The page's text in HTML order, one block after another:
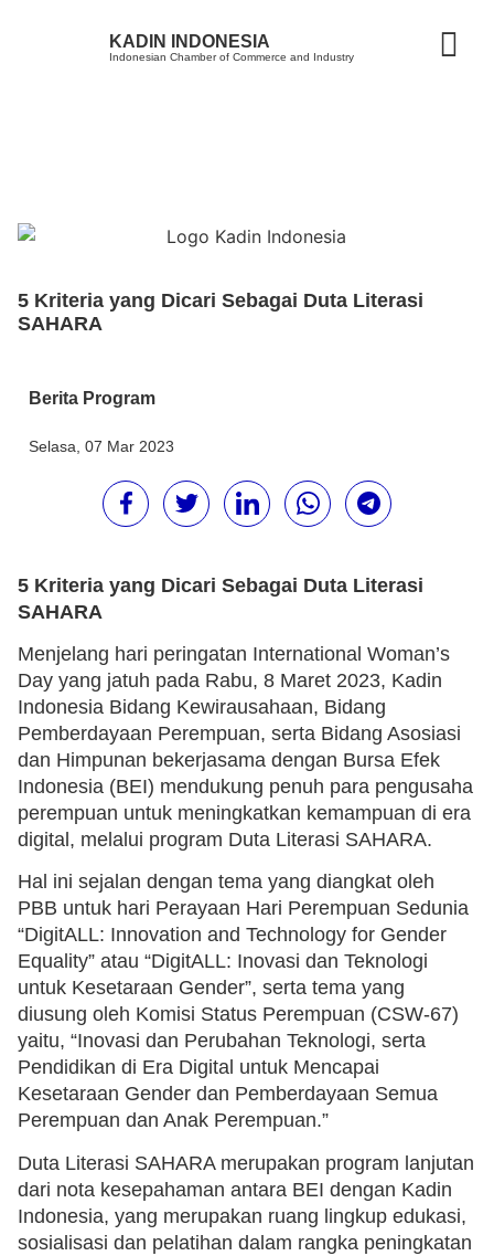
KADIN INDONESIA
Indonesian Chamber of Commerce and Industry
5 Kriteria yang Dicari Sebagai Duta Literasi
SAHARA
Berita Program
Selasa, 07 Mar 2023
5 Kriteria yang Dicari Sebagai Duta Literasi
SAHARA
Menjelang hari peringatan International Woman’s
Day yang jatuh pada Rabu, 8 Maret 2023, Kadin
Indonesia Bidang Kewirausahaan, Bidang
Pemberdayaan Perempuan, serta Bidang Asosiasi
dan Himpunan bekerjasama dengan Bursa Efek
Indonesia (BEI) mendukung penuh para pengusaha
perempuan untuk meningkatkan kemampuan di era
digital, melalui program Duta Literasi SAHARA.
Hal ini sejalan dengan tema yang diangkat oleh
PBB untuk hari Perayaan Hari Perempuan Sedunia
“DigitALL: Innovation and Technology for Gender
Equality” atau “DigitALL: Inovasi dan Teknologi
untuk Kesetaraan Gender”, serta tema yang
diusung oleh Komisi Status Perempuan (CSW-67)
yaitu, “Inovasi dan Perubahan Teknologi, serta
Pendidikan di Era Digital untuk Mencapai
Kesetaraan Gender dan Pemberdayaan Semua
Perempuan dan Anak Perempuan.”
Duta Literasi SAHARA merupakan program lanjutan
dari nota kesepahaman antara BEI dengan Kadin
Indonesia, yang merupakan ruang lingkup edukasi,
sosialisasi dan pelatihan dalam rangka peningkatan